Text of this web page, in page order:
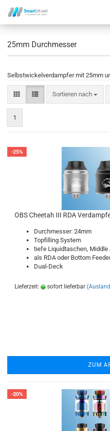
25mm Durchmesser
Selbstwickelverdampfer mit 25mm
Sortieren nach
1
-25%
OBS Cheetah III RDA
Durchmesser: 24mm
Topfilling System
tiefe Liquidtaschen, Middle
als RDA oder Bottom
Dual-Deck
Lieferzeit: sofort lieferbar
ZUM
-20%